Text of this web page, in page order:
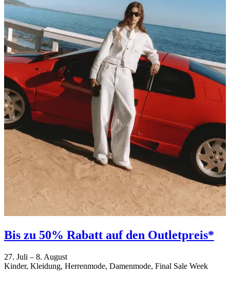
Bis zu 50% Rabatt auf den Outletpreis*
27. Juli – 8. August
Kinder, Kleidung, Herrenmode, Damenmode, Final Sale Week